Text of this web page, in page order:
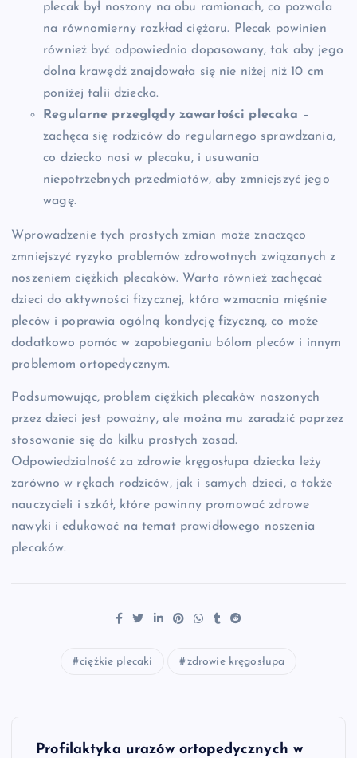
plecak był noszony na obu ramionach, co pozwala
na równomierny rozkład ciężaru. Plecak powinien
również być odpowiednio dopasowany, tak aby jego
dolna krawędź znajdowała się nie niżej niż 10 cm
poniżej talii dziecka.
Regularne przeglądy zawartości plecaka –
zachęca się rodziców do regularnego sprawdzania,
co dziecko nosi w plecaku, i usuwania
niepotrzebnych przedmiotów, aby zmniejszyć jego
wagę.
Wprowadzenie tych prostych zmian może znacząco
zmniejszyć ryzyko problemów zdrowotnych związanych z
noszeniem ciężkich plecaków. Warto również zachęcać
dzieci do aktywności fizycznej, która wzmacnia mięśnie
pleców i poprawia ogólną kondycję fizyczną, co może
dodatkowo pomóc w zapobieganiu bólom pleców i innym
problemom ortopedycznym.
Podsumowując, problem ciężkich plecaków noszonych
przez dzieci jest poważny, ale można mu zaradzić poprzez
stosowanie się do kilku prostych zasad.
Odpowiedzialność za zdrowie kręgosłupa dziecka leży
zarówno w rękach rodziców, jak i samych dzieci, a także
nauczycieli i szkół, które powinny promować zdrowe
nawyki i edukować na temat prawidłowego noszenia
plecaków.
ciężkie plecaki zdrowie kręgosłupa
NProfilaktyka urazów ortopedycznych w